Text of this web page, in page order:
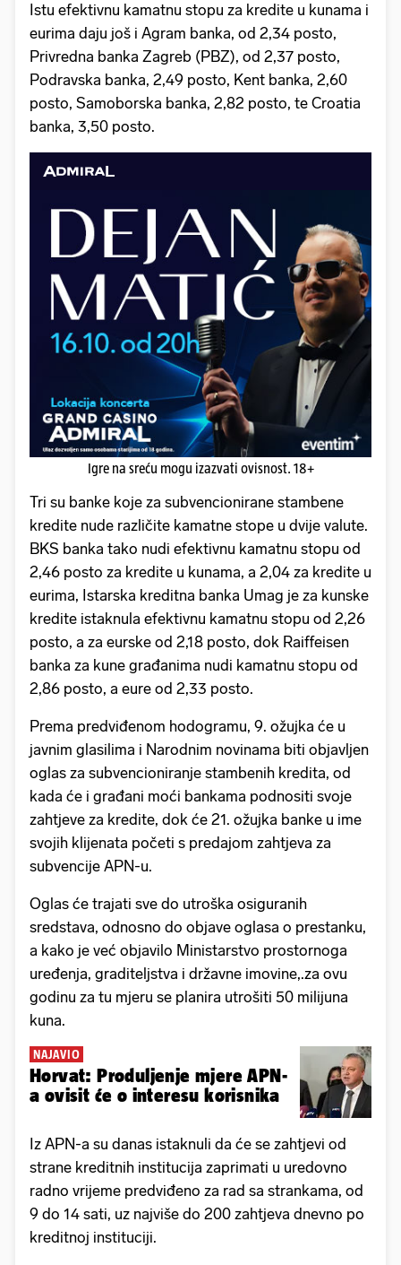
Istu efektivnu kamatnu stopu za kredite u kunama i
eurima daju još i Agram banka, od 2,34 posto,
Privredna banka Zagreb (PBZ), od 2,37 posto,
Podravska banka, 2,49 posto, Kent banka, 2,60
posto, Samoborska banka, 2,82 posto, te Croatia
banka, 3,50 posto.
Igre na sreću mogu izazvati ovisnost. 18+
Tri su banke koje za subvencionirane stambene
kredite nude različite kamatne stope u dvije valute.
BKS banka tako nudi efektivnu kamatnu stopu od
2,46 posto za kredite u kunama, a 2,04 za kredite u
eurima, Istarska kreditna banka Umag je za kunske
kredite istaknula efektivnu kamatnu stopu od 2,26
posto, a za eurske od 2,18 posto, dok Raiffeisen
banka za kune građanima nudi kamatnu stopu od
2,86 posto, a eure od 2,33 posto.
Prema predviđenom hodogramu, 9. ožujka će u
javnim glasilima i Narodnim novinama biti objavljen
oglas za subvencioniranje stambenih kredita, od
kada će i građani moći bankama podnositi svoje
zahtjeve za kredite, dok će 21. ožujka banke u ime
svojih klijenata početi s predajom zahtjeva za
subvencije APN-u.
Oglas će trajati sve do utroška osiguranih
sredstava, odnosno do objave oglasa o prestanku,
a kako je već objavilo Ministarstvo prostornoga
uređenja, graditeljstva i državne imovine,.za ovu
godinu za tu mjeru se planira utrošiti 50 milijuna
kuna.
NAJAVIO
Horvat: Produljenje mjere APN-
a ovisit će o interesu korisnika
Iz APN-a su danas istaknuli da će se zahtjevi od
strane kreditnih institucija zaprimati u uredovno
radno vrijeme predviđeno za rad sa strankama, od
9 do 14 sati, uz najviše do 200 zahtjeva dnevno po
kreditnoj instituciji.